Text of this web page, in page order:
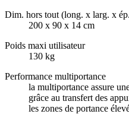
Dim. hors tout (long. x larg. x
200 x 90 x 14 cm
Poids maxi utilisateur
130 kg
Performance multiportance
la multiportance assure
grâce au transfert des
les zones de portance